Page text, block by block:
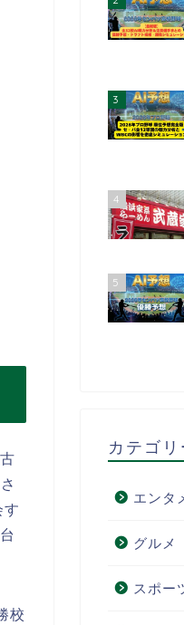
す
校
3
4
5
カテゴリ
エンタ
グルメ
スポー